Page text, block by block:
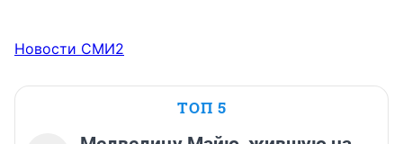
Новости СМИ2
ТОП 5